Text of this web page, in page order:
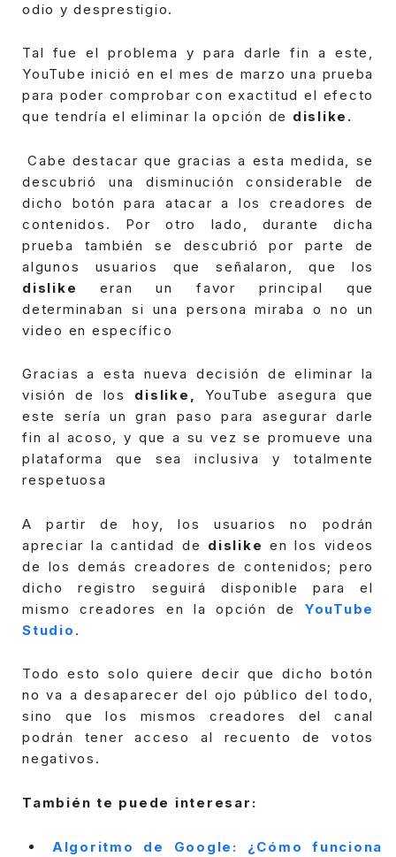
odio y desprestigio.
Tal fue el problema y para darle fin a este,
YouTube inició en el mes de marzo una prueba
para poder comprobar con exactitud el efecto
que tendría el eliminar la opción de dislike.
Cabe destacar que gracias a esta medida, se
descubrió una disminución considerable de
dicho botón para atacar a los creadores de
contenidos. Por otro lado, durante dicha
prueba también se descubrió por parte de
algunos usuarios que señalaron, que los
dislikeeran un favor principal que
determinaban si una persona miraba o no un
video en específico
Gracias a esta nueva decisión de eliminar la
visión de los dislike, YouTube asegura que
este sería un gran paso para asegurar darle
fin al acoso, y que a su vez se promueve una
plataforma que sea inclusiva y totalmente
respetuosa
A partir de hoy, los usuarios no podrán
apreciar la cantidad de dislike en los videos
de los demás creadores de contenidos; pero
dicho registro seguirá disponible para el
mismo creadores en la opción de YouTube
Studio .
Todo esto solo quiere decir que dicho botón
no va a desaparecer del ojo público del todo,
sino que los mismos creadores del canal
podrán tener acceso al recuento de votos
negativos.
También te puede interesar:
Algoritmo de Google: ¿Cómo funciona